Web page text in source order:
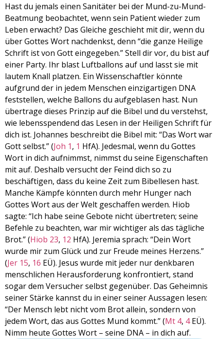
Apple Podcasts Spotify
RSS FEED
TEILEN
LINK
EMBED
Hast du jemals einen Sanitäter bei der Mund-zu-Mund-
Beatmung beobachtet, wenn sein Patient wieder zum
Leben erwacht? Das Gleiche geschieht mit dir, wenn du
über Gottes Wort nachdenkst, denn “die ganze Heilige
Schrift ist von Gott eingegeben.” Stell dir vor, du bist auf
einer Party. Ihr blast Luftballons auf und lasst sie mit
lautem Knall platzen. Ein Wissenschaftler könnte
aufgrund der in jedem Menschen einzigartigen DNA
feststellen, welche Ballons du aufgeblasen hast. Nun
übertrage dieses Prinzip auf die Bibel und du verstehst,
wie lebensspendend das Lesen in der Heiligen Schrift für
dich ist. Johannes beschreibt die Bibel mit: “Das Wort war
Gott selbst.” (Joh 1, 1 HfA). Jedesmal, wenn du Gottes
Wort in dich aufnimmst, nimmst du seine Eigenschaften
mit auf. Deshalb versucht der Feind dich so zu
beschäftigen, dass du keine Zeit zum Bibellesen hast.
Manche Kämpfe könnten durch mehr Hunger nach
Gottes Wort aus der Welt geschaffen werden. Hiob
sagte: “Ich habe seine Gebote nicht übertreten; seine
Befehle zu beachten, war mir wichtiger als das tägliche
Brot.” (Hiob 23, 12 HfA). Jeremia sprach: “Dein Wort
wurde mir zum Glück und zur Freude meines Herzens.”
(Jer 15, 16 EÜ). Jesus wurde mit jeder nur denkbaren
menschlichen Herausforderung konfrontiert, stand
sogar dem Versucher selbst gegenüber. Das Geheimnis
seiner Stärke kannst du in einer seiner Aussagen lesen:
“Der Mensch lebt nicht vom Brot allein, sondern von
jedem Wort, das aus Gottes Mund kommt.” (Mt 4, 4EÜ).
Nimm heute Gottes Wort – seine DNA – in dich auf.